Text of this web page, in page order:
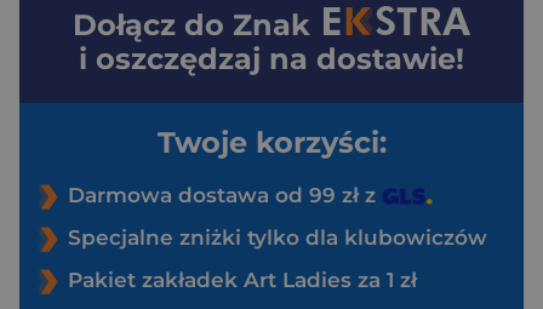
Dołącz do Znak
i oszczędzaj na dostawie!
Twoje korzyści:
Darmowa dostawa od 99 zł z
Specjalne zniżki tylko dla klubowiczów
Pakiet zakładek Art Ladies za 1 zł